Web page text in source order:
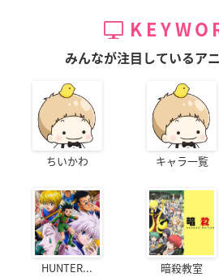
みんなが注目しているア
ちいかわ キャラ一覧
HUNTER... 暗殺教室